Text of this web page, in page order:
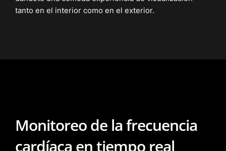
tanto en el interior como en el exterior.
Monitoreo de la frecuencia
cardíaca en tiempo real